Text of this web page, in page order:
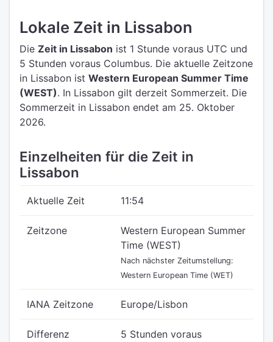
Lokale Zeit in Lissabon
Die Zeit in Lissabon ist 1 Stunde voraus UTC und
5 Stunden voraus Columbus. Die aktuelle Zeitzone
in Lissabon ist Western European Summer Time
(WEST). In Lissabon gilt derzeit Sommerzeit. Die
Sommerzeit in Lissabon endet am 25. Oktober
2026.
Einzelheiten für die Zeit in
Lissabon
Aktuelle Zeit 11:54
Zeitzone
Western European Summer
Time (WEST)
Nach nächster Zeitumstellung:
Western European Time (WET)
IANA Zeitzone Europe/Lisbon
Differenz
5 Stunden voraus